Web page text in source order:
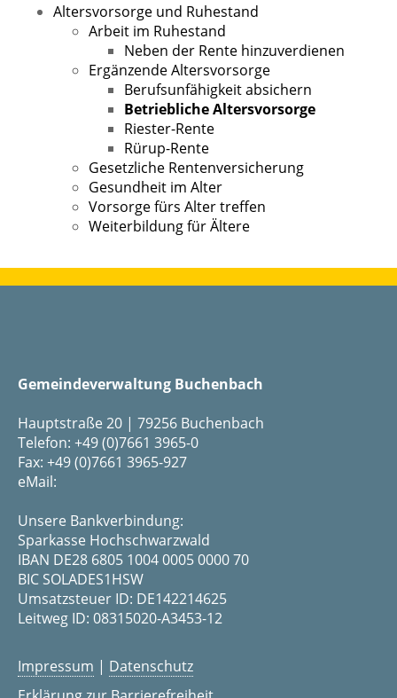
Altersvorsorge und Ruhestand
Arbeit im Ruhestand
Neben der Rente hinzuverdienen
Ergänzende Altersvorsorge
Berufsunfähigkeit absichern
Betriebliche Altersvorsorge
Riester-Rente
Rürup-Rente
Gesetzliche Rentenversicherung
Gesundheit im Alter
Vorsorge fürs Alter treffen
Weiterbildung für Ältere
Gemeindeverwaltung Buchenbach
Hauptstraße 20 | 79256 Buchenbach
Telefon: +49 (0)7661 3965-0
Fax: +49 (0)7661 3965-927
eMail:
Unsere Bankverbindung:
Sparkasse Hochschwarzwald
IBAN DE28 6805 1004 0005 0000 70
BIC SOLADES1HSW
Umsatzsteuer ID: DE142214625
Leitweg ID: 08315020-A3453-12
Impressum | Datenschutz